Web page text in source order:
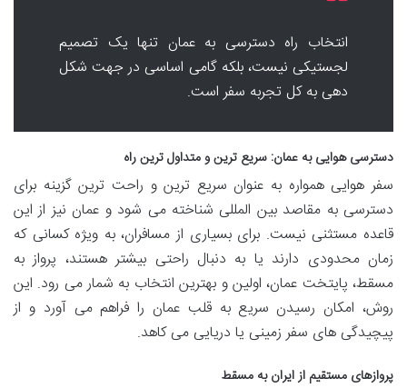
انتخاب راه دسترسی به عمان تنها یک تصمیم
لجستیکی نیست، بلکه گامی اساسی در جهت شکل
دهی به کل تجربه سفر است.
دسترسی هوایی به عمان: سریع ترین و متداول ترین راه
سفر هوایی همواره به عنوان سریع ترین و راحت ترین گزینه برای
دسترسی به مقاصد بین المللی شناخته می شود و عمان نیز از این
قاعده مستثنی نیست. برای بسیاری از مسافران، به ویژه کسانی که
زمان محدودی دارند یا به دنبال راحتی بیشتر هستند، پرواز به
مسقط، پایتخت عمان، اولین و بهترین انتخاب به شمار می رود. این
روش، امکان رسیدن سریع به قلب عمان را فراهم می آورد و از
پیچیدگی های سفر زمینی یا دریایی می کاهد.
پروازهای مستقیم از ایران به مسقط